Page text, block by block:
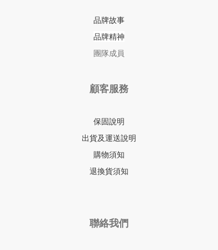
品牌故事
品牌精神
團隊成員
顧客服務
保固說明
出貨及運送說明
購物須知
退換貨須知
聯絡我們